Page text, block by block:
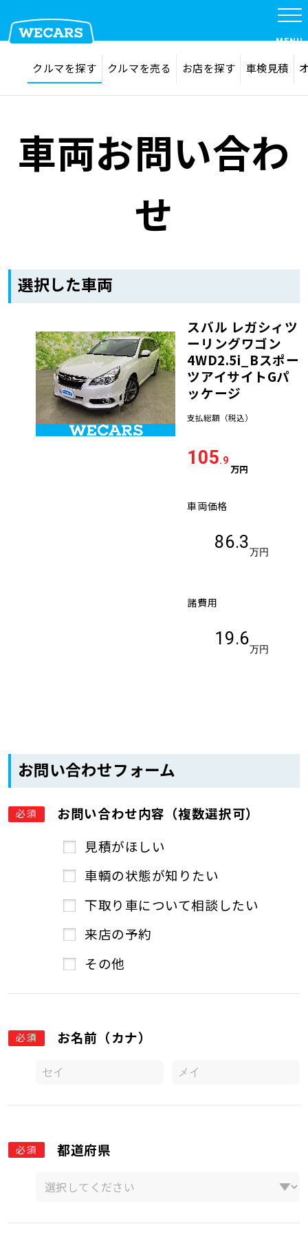
在庫検索 サイト内検索
MENU
クルマを探す
クルマを売る
車検見積
車検料金・メニュー
品質管理とサポート体制
オイル交換・点検・整備予約
お役立ち情報
お問い合わせ
クルマを探す クルマを売る お店を探す 車検見積
車両お問い合わ
せ
選択した車両
スバル レガシィツ
ーリングワゴン
4WD2.5i_Bスポー
ツアイサイトGパ
ッケージ
支払総額 （税込）
105.9
万円
車両価格
86.3
万円
諸費用
19.6
万円
お問い合わせフォーム
必須
お問い合わせ内容（複数選択可）
見積がほしい
車輌の状態が知りたい
下取り車について相談したい
来店の予約
その他
必須 お名前（カナ）
必須 都道府県